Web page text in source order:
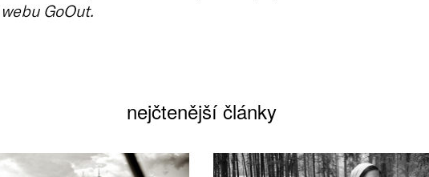
GoOut.
nejčtenější články